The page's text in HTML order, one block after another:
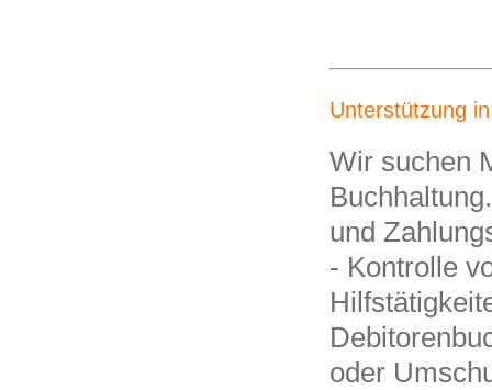
Unterstützung
Wir suchen
und
- Kontrolle
oder